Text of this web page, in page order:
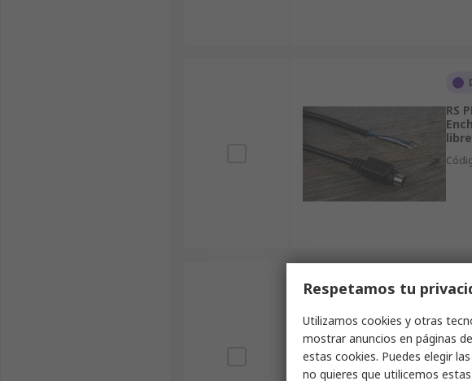
RS
libre
RS
DIN
DIN
Respetamos tu
Utilizamos cookies y otras
mostrar anuncios en páginas
estas cookies. Puedes elegir
no quieres que utilicemos